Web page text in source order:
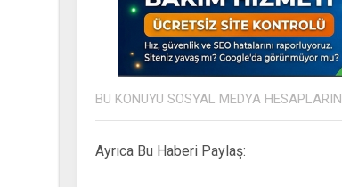
BU KONUYU SOSYAL MEDYA
Ayrıca Bu Haberi Paylaş: